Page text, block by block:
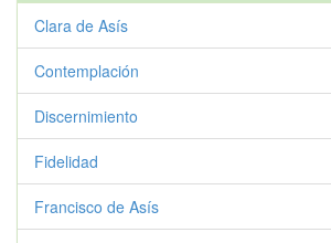
Clara de Asís
Contemplación
Discernimiento
Fidelidad
Francisco de Asís